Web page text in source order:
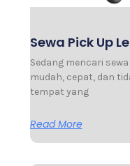
Sewa Pick Up
Sedang mencari
mudah, cepat, dan
tempat yang
Read More